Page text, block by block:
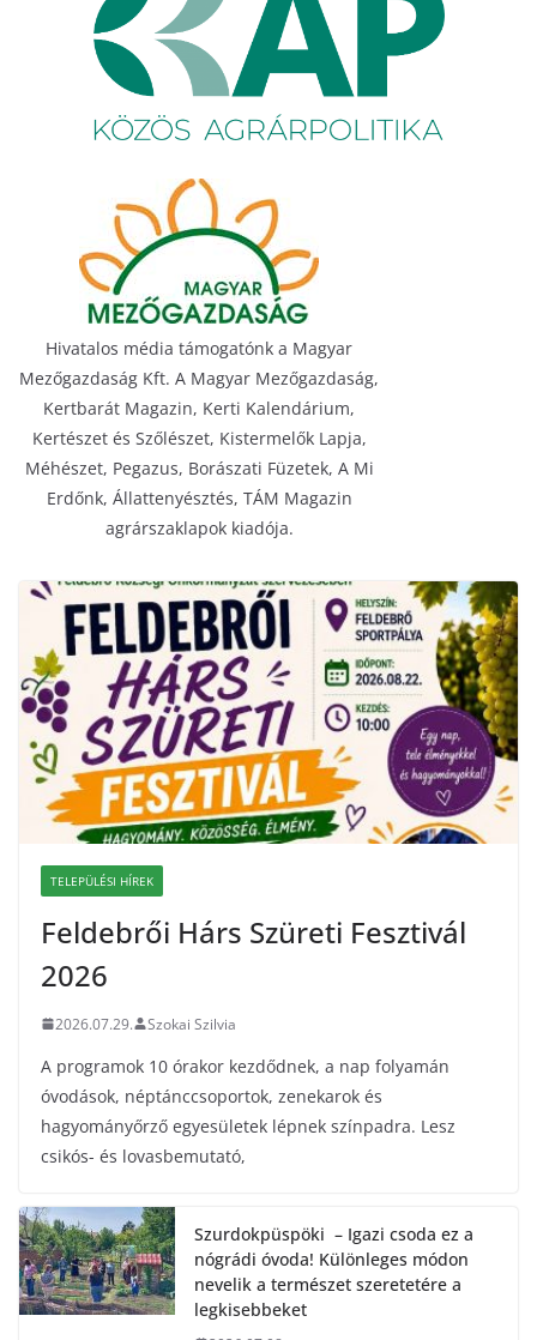
Hivatalos média támogatónk a Magyar
Mezőgazdaság Kft. A Magyar Mezőgazdaság,
Kertbarát Magazin, Kerti Kalendárium,
Kertészet és Szőlészet, Kistermelők Lapja,
Méhészet, Pegazus, Borászati Füzetek, A Mi
Erdőnk, Állattenyésztés, TÁM Magazin
agrárszaklapok kiadója.
TELEPÜLÉSI HÍREK
Feldebrői Hárs Szüreti Fesztivál
2026
2026.07.29. Szokai Szilvia
A programok 10 órakor kezdődnek, a nap folyamán
óvodások, néptánccsoportok, zenekarok és
hagyományőrző egyesületek lépnek színpadra. Lesz
csikós- és lovasbemutató,
Szurdokpüspöki – Igazi csoda ez a
nógrádi óvoda! Különleges módon
nevelik a természet szeretetére a
legkisebbeket